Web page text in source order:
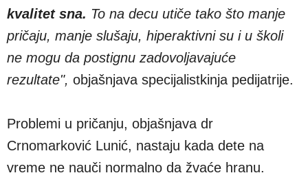
kvalitet sna. To na decu utiče tako što manje
pričaju, manje slušaju, hiperaktivni su i u školi
ne mogu da postignu zadovoljavajuće
rezultate", objašnjava specijalistkinja pedijatrije.
Problemi u pričanju, objašnjava dr
Crnomarković Lunić, nastaju kada dete na
vreme ne nauči normalno da žvaće hranu.